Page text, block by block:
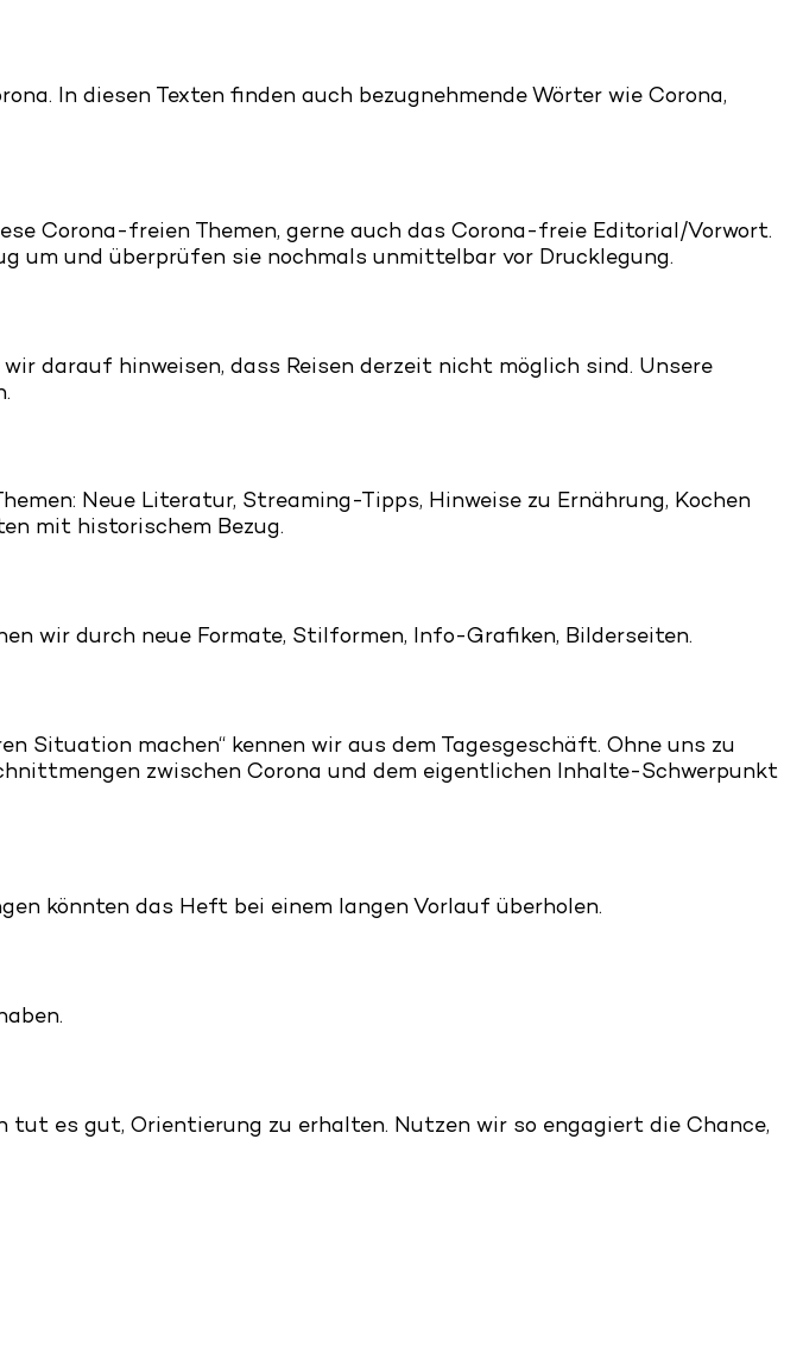
In diesen Texten finden auch bezugnehmende Wörter wie Corona,
Corona-freien Themen, gerne auch das Corona-freie Editorial/Vorwort.
um und überprüfen sie nochmals unmittelbar vor Drucklegung.
darauf hinweisen, dass Reisen derzeit nicht möglich sind. Unsere
Neue Literatur, Streaming-Tipps, Hinweise zu Ernährung, Kochen
mit historischem Bezug.
wir durch neue Formate, Stilformen, Info-Grafiken, Bilderseiten.
Situation machen“ kennen wir aus dem Tagesgeschäft. Ohne uns zu
zwischen Corona und dem eigentlichen Inhalte-Schwerpunkt
könnten das Heft bei einem langen Vorlauf überholen.
es gut, Orientierung zu erhalten. Nutzen wir so engagiert die Chance,